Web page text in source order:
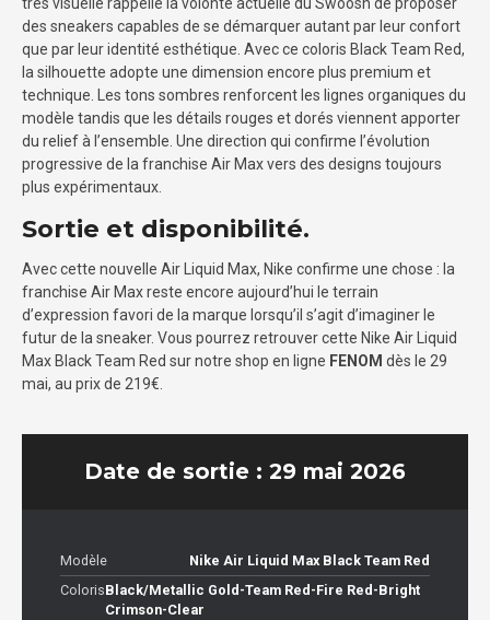
très visuelle rappelle la volonté actuelle du Swoosh de proposer
des sneakers capables de se démarquer autant par leur confort
que par leur identité esthétique. Avec ce coloris Black Team Red,
la silhouette adopte une dimension encore plus premium et
technique. Les tons sombres renforcent les lignes organiques du
modèle tandis que les détails rouges et dorés viennent apporter
du relief à l’ensemble. Une direction qui confirme l’évolution
progressive de la franchise Air Max vers des designs toujours
plus expérimentaux.
Sortie et disponibilité.
Avec cette nouvelle Air Liquid Max, Nike confirme une chose : la
franchise Air Max reste encore aujourd’hui le terrain
d’expression favori de la marque lorsqu’il s’agit d’imaginer le
futur de la sneaker. Vous pourrez retrouver cette Nike Air Liquid
Max Black Team Red sur notre shop en ligne FENOM dès le 29
mai, au prix de 219€.
Date de sortie : 29 mai 2026
Modèle
Nike Air Liquid Max Black Team Red
ColorisBlack/Metallic Gold-Team Red-Fire Red-Bright
Crimson-Clear